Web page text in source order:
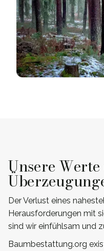
Unsere
Der Verlust eines
Herausforderungen mit
sind wir einfühlsam und
Baumbestattung.org